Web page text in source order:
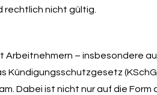
rechtlich nicht gültig.
Arbeitnehmern – insbesondere
Dabei ist nicht nur auf die Form